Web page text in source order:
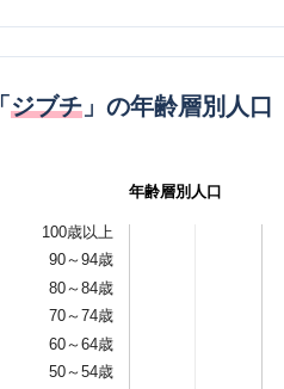
「ジブチ」の年齢層別人口
年齢層別人口
50～54歳
60～64歳
70～74歳
80～84歳
90～94歳
100歳以上